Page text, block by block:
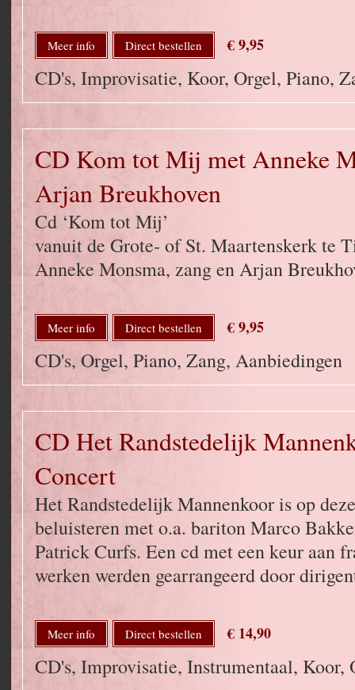
Meer info Direct bestellen € 9,95
CD's, Improvisatie, Koor, Orgel, Piano,
CD Kom tot Mij met Anneke
Arjan Breukhoven
Cd ‘Kom tot Mij’
vanuit de Grote- of St. Maartenskerk te
Anneke Monsma, zang en Arjan
Meer info Direct bestellen € 9,95
CD's, Orgel, Piano, Zang, Aanbiedingen
CD Het Randstedelijk
Concert
Het Randstedelijk Mannenkoor is op
beluisteren met o.a. bariton Marco
Patrick Curfs. Een cd met een keur aan
werken werden gearrangeerd door
Meer info Direct bestellen € 14,90
CD's, Improvisatie, Instrumentaal, Koor,